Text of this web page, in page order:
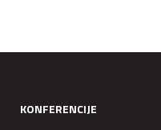
KONFERENCIJE